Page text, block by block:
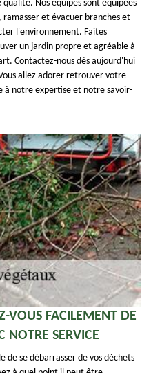
Nos équipes sont équipées
et évacuer branches et
l'environnement. Faites
un jardin propre et agréable à
Contactez-nous dès aujourd'hui
allez adorer retrouver votre
à notre expertise et notre savoir-
VOUS FACILEMENT DE
NOTRE SERVICE
de se débarrasser de vos déchets